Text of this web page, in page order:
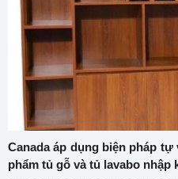
Canada áp dụng biện pháp
phẩm tủ gỗ và tủ lavabo nhập